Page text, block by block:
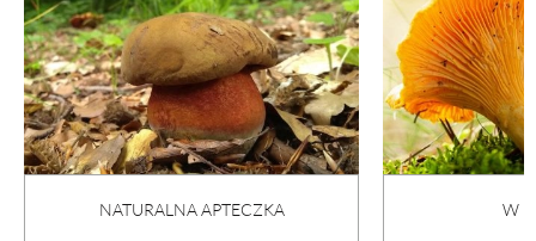
NATURALNA APTECZKA W